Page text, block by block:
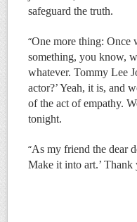
safeguard the truth.
“One more thing: Once
something, you know,
whatever. Tommy Lee
actor?’ Yeah, it is, and
of the act of empathy.
tonight.
“As my friend the dear
Make it into art.’ Thank